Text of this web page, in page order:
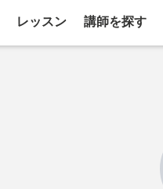
レッスン 講師を探す